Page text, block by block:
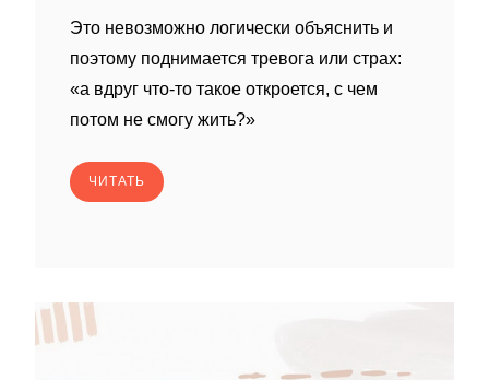
Это невозможно логически объяснить и
поэтому поднимается тревога или страх:
«а вдруг что-то такое откроется, с чем
потом не смогу жить?»
ЧИТАТЬ